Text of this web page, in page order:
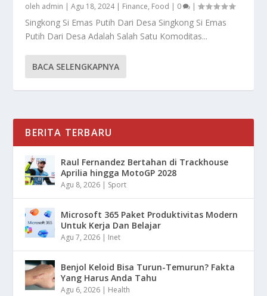
oleh admin |Agu 18, 2024| Finance, Food | 0 |
Singkong Si Emas Putih Dari Desa Singkong Si Emas
Putih Dari Desa Adalah Salah Satu Komoditas...
BACA SELENGKAPNYA
BERITA TERBARU
Raul Fernandez Bertahan di Trackhouse
Aprilia hingga MotoGP 2028
Agu 8, 2026 | Sport
Microsoft 365 Paket Produktivitas Modern
Untuk Kerja Dan Belajar
Agu 7, 2026 | Inet
Benjol Keloid Bisa Turun-Temurun? Fakta
Yang Harus Anda Tahu
Agu 6, 2026 | Health